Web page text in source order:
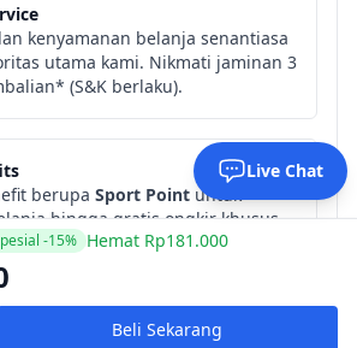
kenyamanan belanja senantiasa
utama kami. Nikmati jaminan 3
(S&K berlaku).
berupa Sport Pointuntuk
hingga gratis ongkir khusus
-15% Hemat Rp181.000
Beli Sekarang
Live Chat